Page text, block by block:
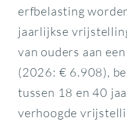
erfbelasting
jaarlijkse
van ouders aan
(2026: € 6.908),
tussen 18 en 40
verhoogde